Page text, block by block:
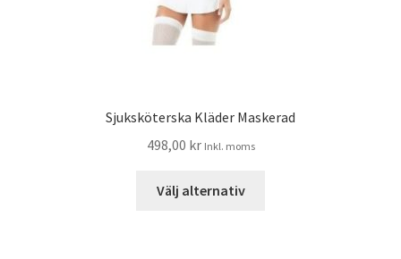
Sjuksköterska Kläder Maskerad
498,00 kr Inkl. moms
Välj alternativ